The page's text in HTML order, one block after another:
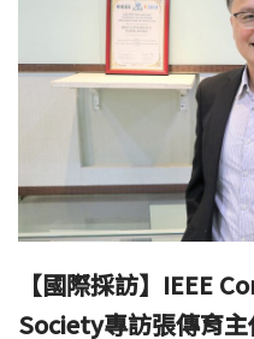
【國際採訪】IEEE
Society專訪張傳育主